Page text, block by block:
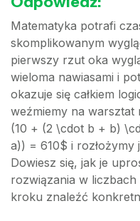
Matematyka potrafi
skomplikowanym
pierwszy rzut oka
wieloma nawiasami i
okazuje się całkiem
weźmiemy na
(10 + (2 \cdot b + b)
a)) = 610$ i rozłożymy
Dowiesz się, jak je
rozwiązania w
kroku znaleźć